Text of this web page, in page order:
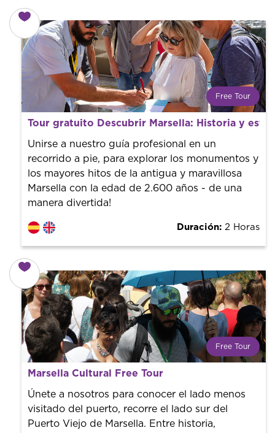
Free Tour
¿Qué es un FREE TOUR?
Tendencia mundial en rutas turísticas. Reserva sin coste
con un guía profesional. ¡El precio es libre! Por lo que al
finalizar la experiencia tú le pones el precio.
Tour gratuito Descubrir Marsella: Historia y
Unirse a nuestro guía profesional en un
recorrido a pie, para explorar los monumentos y
los mayores hitos de la antigua y maravillosa
Marsella con la edad de 2.600 años - de una
manera divertida!
Duración: 2 Horas
Free Tour
¿Qué es un FREE TOUR?
con un guía profesional. ¡El precio es libre! Por lo que al
finalizar la experiencia tú le pones el precio.
Marsella Cultural Free Tour
Únete a nosotros para conocer el lado menos
visitado del puerto, recorre el lado sur del
Puerto Viejo de Marsella. Entre historia,